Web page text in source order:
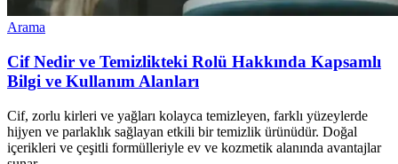
Arama
Cif Nedir ve Temizlikteki Rolü Hakkında Kapsamlı
Bilgi ve Kullanım Alanları
Cif, zorlu kirleri ve yağları kolayca temizleyen, farklı yüzeylerde
hijyen ve parlaklık sağlayan etkili bir temizlik ürünüdür. Doğal
içerikleri ve çeşitli formülleriyle ev ve kozmetik alanında avantajlar